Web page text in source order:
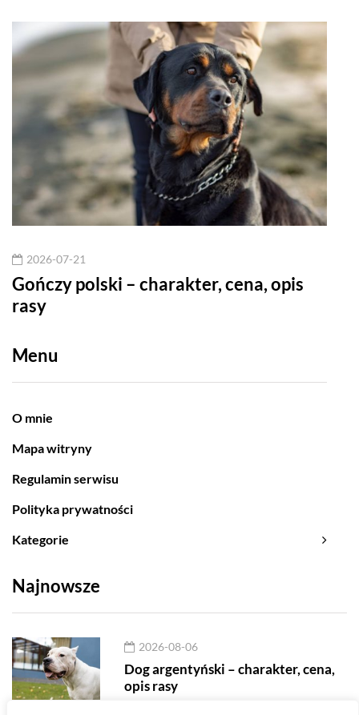
2026-07-21
Gończy polski – charakter, cena, opis
rasy
Menu
O mnie
Mapa witryny
Regulamin serwisu
Polityka prywatności
Kategorie
Najnowsze
2026-08-06
Dog argentyński – charakter, cena,
opis rasy